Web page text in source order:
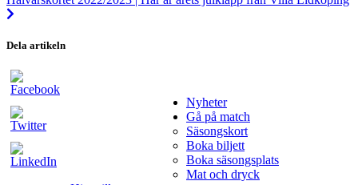
Dela artikeln
Nyheter
Gå på match
Säsongskort
Boka biljett
Boka säsongsplats
Mat och dryck